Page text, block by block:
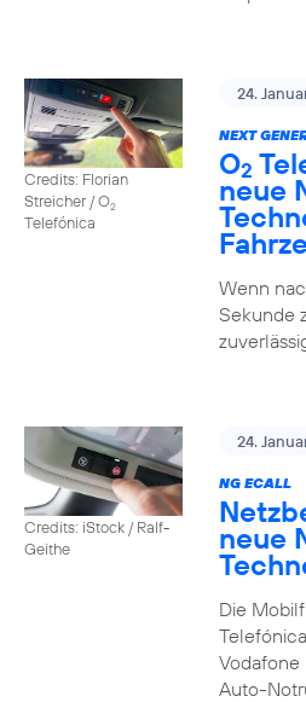
Credits: Florian
Streicher / O2
Telefónica
24.
NEXT
O2
neue
Wenn
Sekunde
Credits: iStock / Ralf-
Geithe
24.
NG ECALL
neue
Die
Vodafone
Auto-